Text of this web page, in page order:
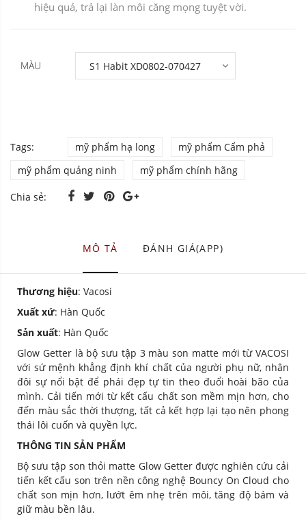
hiệu quả, trả lại làn môi căng mọng tuyệt vời.
MÀU
Tags: mỹ phẩm hạ long
mỹ phẩm Cẩm phả
mỹ phẩm quảng ninh
mỹ phẩm chính hãng
Chia sẻ:
MÔ TẢ ĐÁNH GIÁ(APP)
Thương hiệu: Vacosi
Xuất xứ: Hàn Quốc
Sản xuất: Hàn Quốc
Glow Getter là bộ sưu tập 3 màu son matte mới từ VACOSI
với sứ mệnh khẳng định khí chất của người phụ nữ, nhân
đôi sự nổi bật để phái đẹp tự tin theo đuổi hoài bão của
mình. Cải tiến mới từ kết cấu chất son mềm mịn hơn, cho
đến màu sắc thời thượng, tất cả kết hợp lại tạo nên phong
thái lôi cuốn và quyền lực.
THÔNG TIN SẢN PHẨM
Bộ sưu tập son thỏi matte Glow Getter được nghiên cứu cải
tiến kết cấu son trên nền công nghệ Bouncy On Cloud cho
chất son mịn hơn, lướt êm nhẹ trên môi, tăng độ bám và
giữ màu bền lâu.